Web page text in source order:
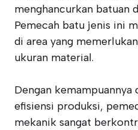
menghancurkan batuan
Pemecah batu jenis ini
di area yang
ukuran material.
Dengan
efisiensi produksi,
mekanik sangat